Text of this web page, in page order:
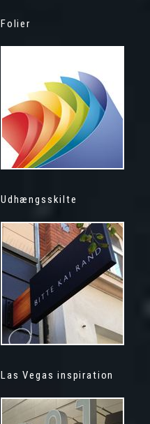
Folier
Udhængsskilte
Las Vegas inspiration